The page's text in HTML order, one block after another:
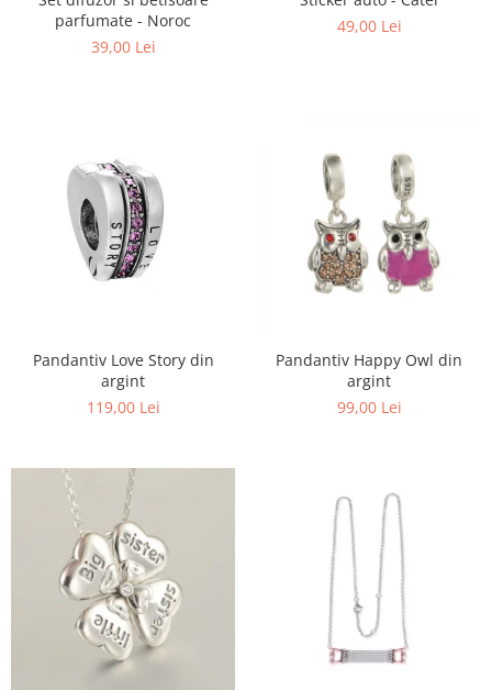
parfumate - Noroc
39,00 Lei
49,00 Lei
Pandantiv Love Story din
argint
119,00 Lei
Pandantiv Happy Owl din
argint
99,00 Lei